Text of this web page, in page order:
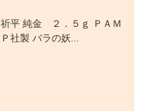
祈平 純金 ２．５ｇ ＰＡＭ
Ｐ社製 バラの妖...